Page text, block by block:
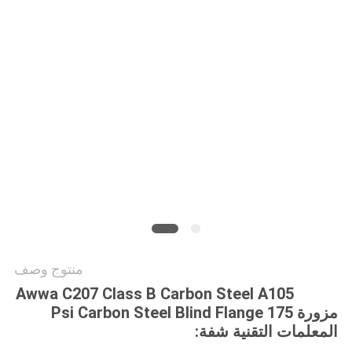
منتوج وصف
Awwa C207 Class B Carbon Steel A105
مزورة 175 Psi Carbon Steel Blind Flange
المعلمات التقنية شفة: